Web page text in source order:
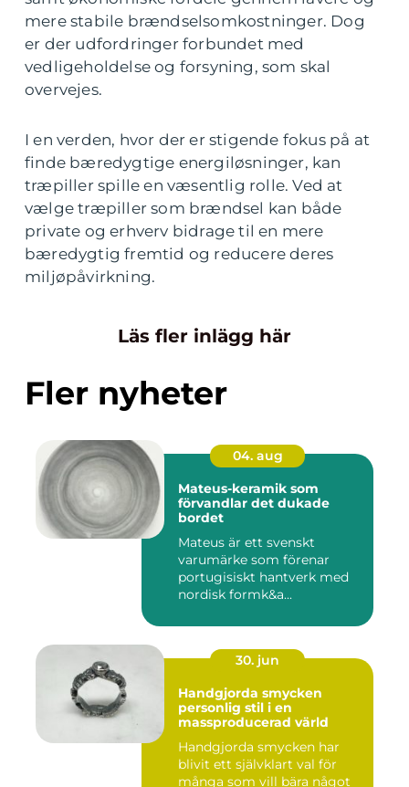
mere stabile brændselsomkostninger. Dog
er der udfordringer forbundet med
vedligeholdelse og forsyning, som skal
overvejes.
I en verden, hvor der er stigende fokus på at
finde bæredygtige energiløsninger, kan
træpiller spille en væsentlig rolle. Ved at
vælge træpiller som brændsel kan både
private og erhverv bidrage til en mere
bæredygtig fremtid og reducere deres
miljøpåvirkning.
Läs fler inlägg här
Fler nyheter
04. aug
Mateus-keramik som
förvandlar det dukade
bordet
Mateus är ett svenskt
varumärke som förenar
portugisiskt hantverk med
nordisk formk&a...
30. jun
Handgjorda smycken
personlig stil i en
massproducerad värld
Handgjorda smycken har
blivit ett självklart val för
många som vill bära något